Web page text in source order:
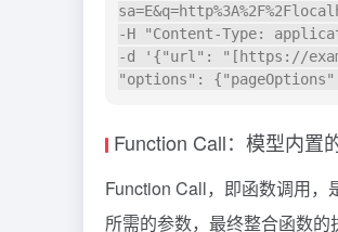
-H "Content-Type:
-d '{"url": "[https://
Function Call：模型内置
Function Call，即函数调用，
所需的参数，最终整合函数